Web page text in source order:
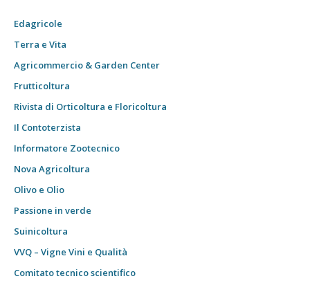
Edagricole
Terra e Vita
Agricommercio & Garden Center
Frutticoltura
Rivista di Orticoltura e Floricoltura
Il Contoterzista
Informatore Zootecnico
Nova Agricoltura
Olivo e Olio
Passione in verde
Suinicoltura
VVQ – Vigne Vini e Qualità
Comitato tecnico scientifico